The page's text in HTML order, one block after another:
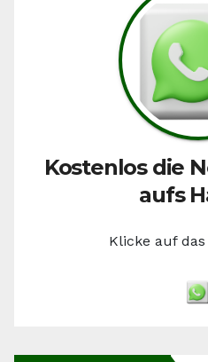
Kostenlos die
aufs
Klicke auf